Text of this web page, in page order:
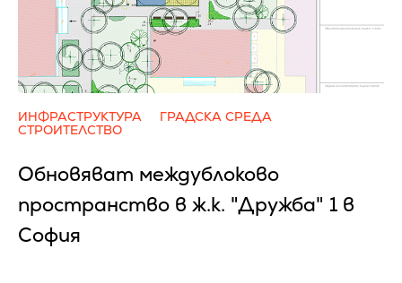
ИНФРАСТРУКТУРА
ГРАДСКА СРЕДА
СТРОИТЕЛСТВО
Обновяват междублоково
пространство в ж.к. "Дружба" 1 в
София